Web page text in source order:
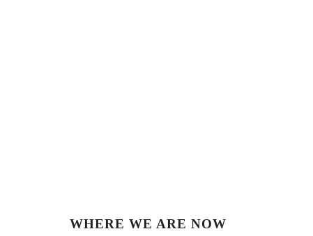
WHERE WE ARE NOW